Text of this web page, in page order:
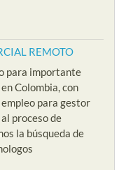
REMOTO
para importante
Colombia, con
para gestor
proceso de
la búsqueda de